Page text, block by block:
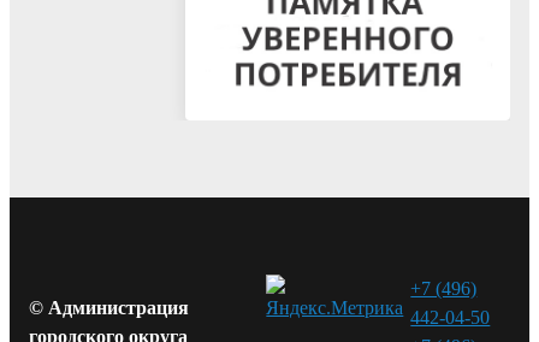
© Администрация
городского округа
+7 (496)
442-04-50